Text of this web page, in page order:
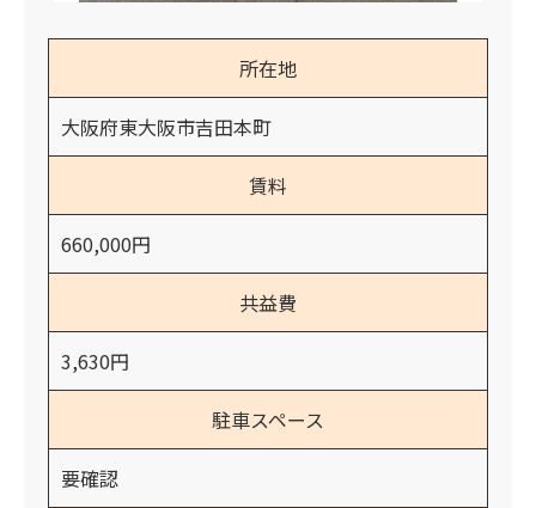
所在地
大阪府東大阪市吉田本町
賃料
660,000円
共益費
3,630円
駐車スペース
要確認